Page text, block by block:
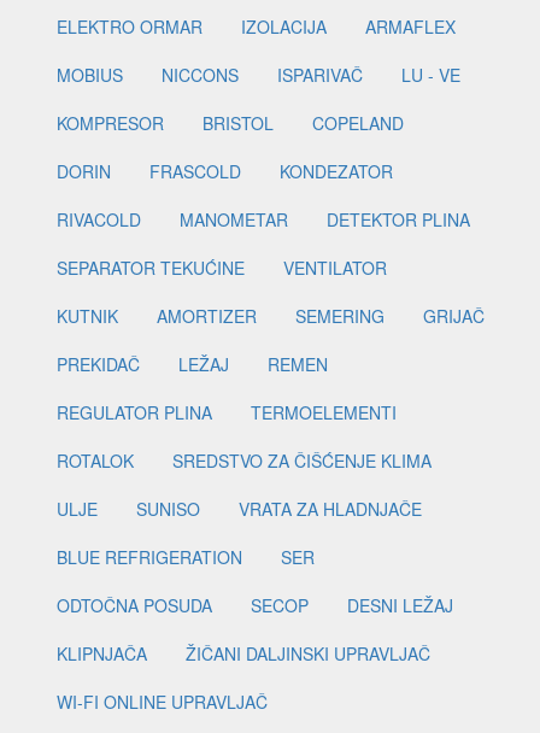
ELEKTRO ORMAR
IZOLACIJA
ARMAFLEX
MOBIUS
NICCONS ISPARIVAČ
LU - VE
KOMPRESOR
BRISTOL
COPELAND
DORIN
FRASCOLD
KONDEZATOR
RIVACOLD
MANOMETAR
DETEKTOR PLINA
SEPARATOR TEKUĆINE
VENTILATOR
KUTNIK
AMORTIZER SEMERING
GRIJAČ
PREKIDAČ
LEŽAJ
REMEN
REGULATOR PLINA
TERMOELEMENTI
ROTALOK
SREDSTVO ZA ČIŠĆENJE KLIMA
ULJE
SUNISO
VRATA ZA HLADNJAČE
BLUE REFRIGERATION
SER
ODTOČNA POSUDA
SECOP
DESNI LEŽAJ
KLIPNJAČA
ŽIČANI DALJINSKI UPRAVLJAČ
WI-FI ONLINE UPRAVLJAČ